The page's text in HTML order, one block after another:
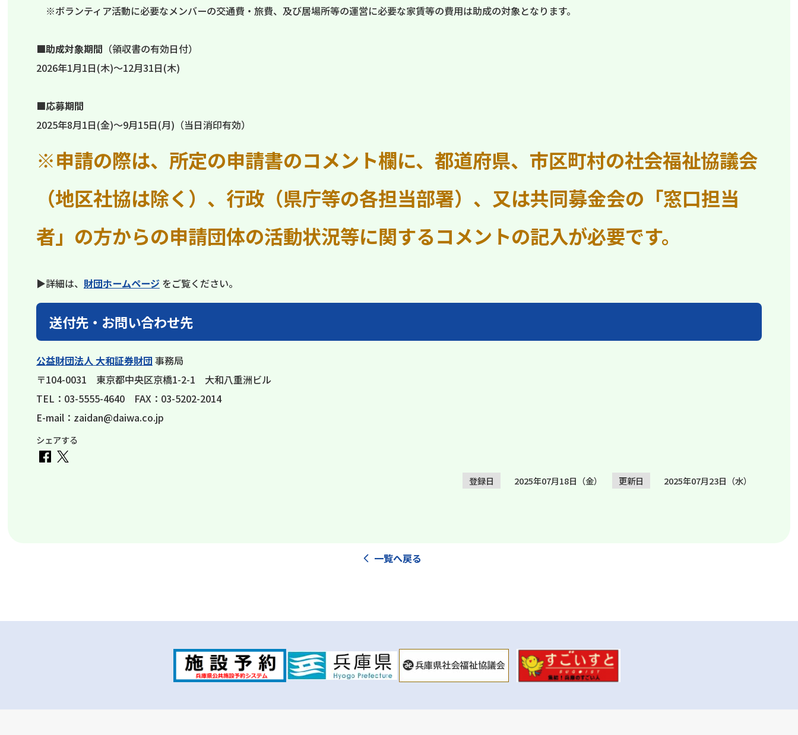
※ボランティア活動に必要なメンバーの交通費・旅費、及び居場所等の運営に必要な家賃等の費用は助成の対象となります。
■助成対象期間 （領収書の有効日付）
2026年1月1日(木)～12月31日(木)
■応募期間
2025年8月1日(金)～9月15日(月)（当日消印有効）
※申請の際は、所定の申請書のコメント欄に、都道府県、市区町村の社会福祉協議会
（地区社協は除く）、行政（県庁等の各担当部署）、又は共同募金会の「窓口担当
者」の方からの申請団体の活動状況等に関するコメントの記入が必要です。
▶詳細は、 財団ホームページをご覧ください。
送付先・お問い合わせ先
公益財団法人 大和証券財団 事務局
〒104-0031 東京都中央区京橋1-2-1 大和八重洲ビル
TEL：03-5555-4640 FAX：03-5202-2014
E-mail：zaidan@daiwa.co.jp
シェアする
登録日 2025年07月18日（金） 更新日 2025年07月23日（水）
一覧へ戻る